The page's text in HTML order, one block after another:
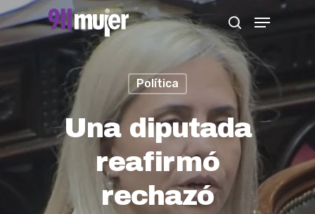
Skip
to
search
Menu
Política
Una diputada
reafirmó
rechazó
Menu